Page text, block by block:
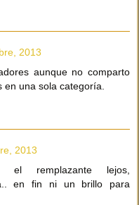
2013
aunque no comparto
en una sola categoría.
2013
remplazante lejos,
en fin ni un brillo para